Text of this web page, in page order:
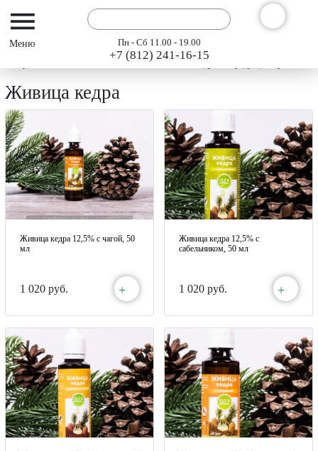
Пн - Сб 11.00 - 19.00
+7 (812) 241-16-15
Каталог
Живица кедра
Живица кедра 12,5% с чагой, 50
мл
1 020 руб. +
Живица кедра 12,5% с
сабельником, 50 мл
1 020 руб. +